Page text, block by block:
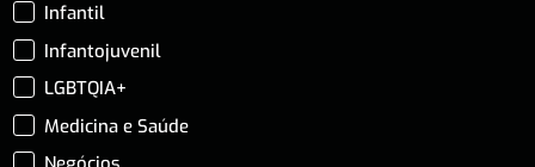
Infantil
Infantojuvenil
LGBTQIA+
Medicina e Saúde